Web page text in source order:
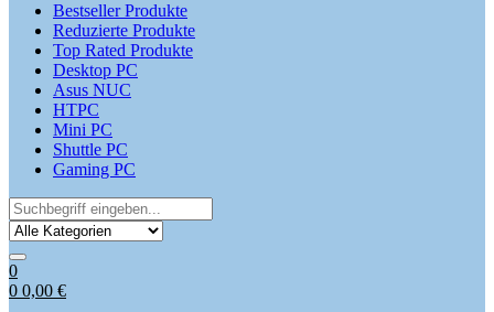
Bestseller Produkte
Reduzierte Produkte
Top Rated Produkte
Desktop PC
Asus NUC
HTPC
Mini PC
Shuttle PC
Gaming PC
Search
for:
0
0 0,00 €